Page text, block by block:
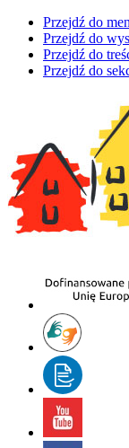
Przejdź do
Przejdź do
Przejdź do
Przejdź do